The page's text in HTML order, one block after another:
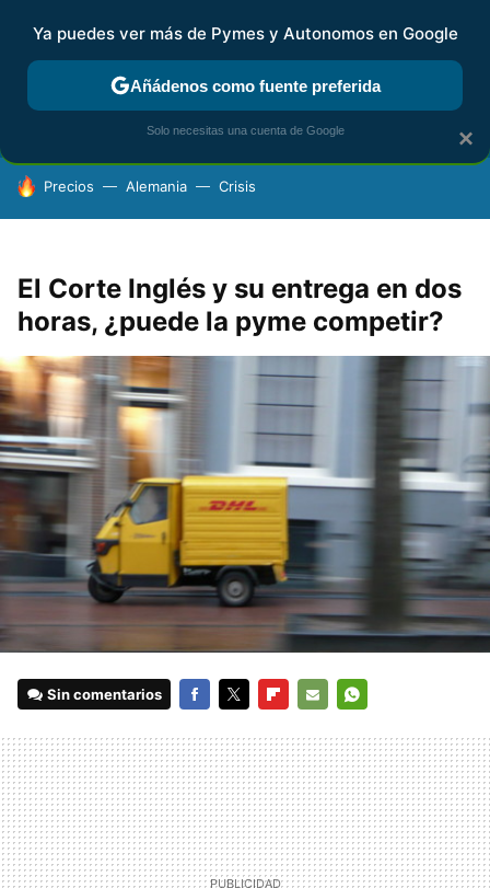
FISCALIDAD Y CONTABILIDAD KIT DIGITAL RENTA
HOY SE HABLA DE
Precios Alemania Crisis
El Corte Inglés y su entrega en dos
horas, ¿puede la pyme competir?
Sin comentarios
MAIL
×
Ya puedes ver más de Pymes y Autonomos en Google
Añádenos como fuente preferida
Solo necesitas una cuenta de Google